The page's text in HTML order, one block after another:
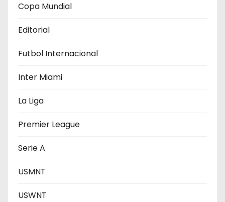
n
t
r
a
d
a
s
Copa Mundial
Editorial
Futbol Internacional
Inter Miami
La Liga
Premier League
Serie A
USMNT
USWNT